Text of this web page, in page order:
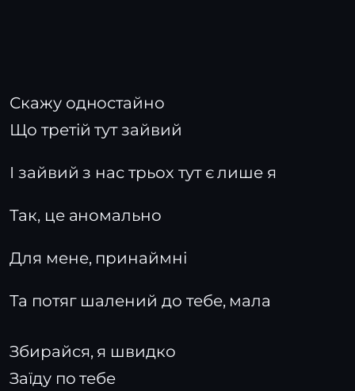
Скажу одностайно
Що третій тут зайвий
І зайвий з нас трьох тут є лише я
Так, це аномально
Для мене, принаймні
Та потяг шалений до тебе, мала
Збирайся, я швидко
Заїду по тебе